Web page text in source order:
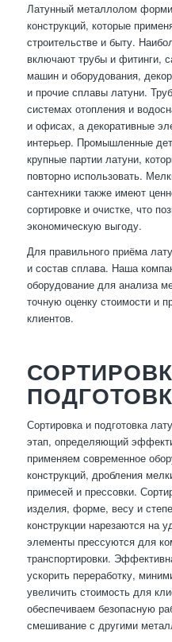
Латунный металлолом
конструкций, которые
строительстве и быту.
включают трубы и фитинги,
машин и оборудования,
и прочие сплавы латуни.
системах отопления и
и офисах, а декоративные
интерьер. Промышленные
крупные партии латуни,
повторно использовать.
сантехники также имеют
сортировке и очистке, что
экономическую выгоду.
Для правильного приёма
и состав сплава. Наша
оборудование для анализа
точную оценку стоимости и
клиентов.
Сортировка и подготовка
этап, определяющий
применяем современное
конструкций, дробления
примесей и прессовки.
изделия, форме, весу и
конструкции нарезаются на
элементы прессуются для
транспортировки.
ускорить переработку,
увеличить стоимость для
обеспечиваем безопасную
смешивание с другими